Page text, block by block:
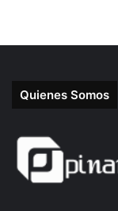
Quienes Somos